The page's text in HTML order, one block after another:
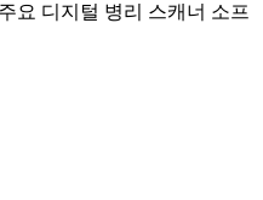
요 디지털 병리 스캐너 소프